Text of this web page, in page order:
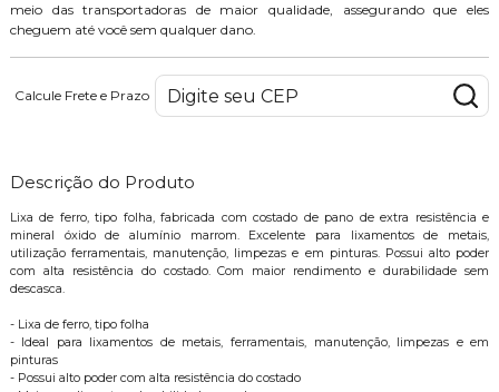
meio das transportadoras de maior qualidade, assegurando que eles
cheguem até você sem qualquer dano.
Calcule Frete e Prazo
Descrição do Produto
Lixa de ferro, tipo folha, fabricada com costado de pano de extra resistência e
mineral óxido de alumínio marrom. Excelente para lixamentos de metais,
utilização ferramentais, manutenção, limpezas e em pinturas. Possui alto poder
com alta resistência do costado. Com maior rendimento e durabilidade sem
descasca.
- Lixa de ferro, tipo folha
- Ideal para lixamentos de metais, ferramentais, manutenção, limpezas e em
pinturas
- Possui alto poder com alta resistência do costado